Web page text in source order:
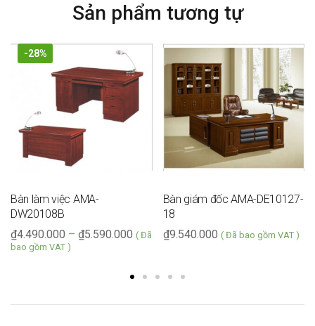
Sản phẩm tương tự
-28%
Bàn làm việc AMA-
DW20108B
4.490.000
₫ – 5.590.000
₫
( Đã
bao gồm VAT )
Bàn giám đốc AMA-DE10127-
18
9.540.000
₫ ( Đã bao gồm VAT )